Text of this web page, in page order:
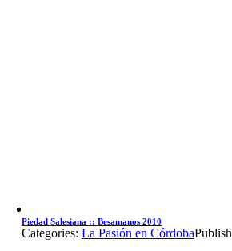
Piedad Salesiana :: Besamanos 2010
Categories: La Pasión en Córdoba